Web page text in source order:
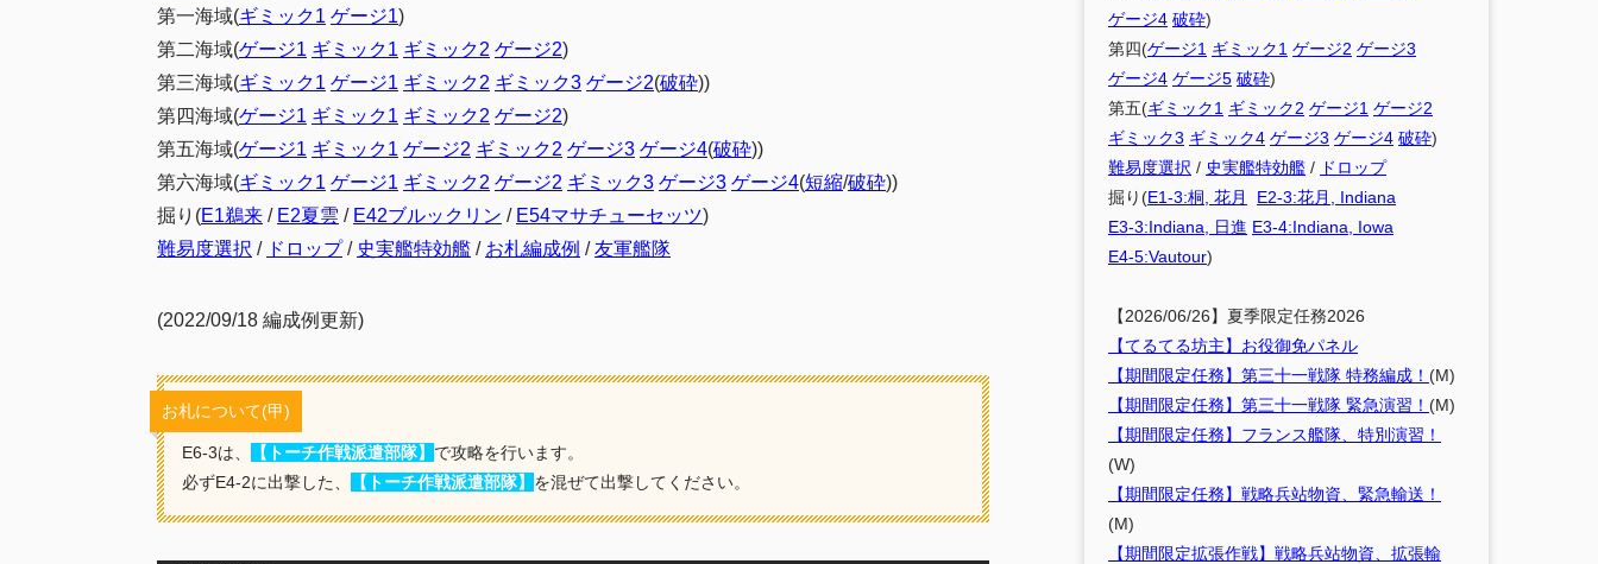
第一海域(ギミック1 ゲージ1)
第二海域(ゲージ1 ギミック1 ギミック2 ゲージ2)
第三海域(ギミック1 ゲージ1 ギミック2 ギミック3 ゲージ2(破砕))
第四海域(ゲージ1 ギミック1 ギミック2 ゲージ2)
第五海域(ゲージ1 ギミック1 ゲージ2 ギミック2 ゲージ3 ゲージ4(破砕))
第六海域(ギミック1 ゲージ1 ギミック2 ゲージ2 ギミック3 ゲージ3 ゲージ4(短縮/破砕))
掘り(E1鵜来 / E2夏雲 / E42ブルックリン / E54マサチューセッツ)
難易度選択 / ドロップ/ 史実艦特効艦 / お札編成例 /友軍艦隊
(2022/09/18 編成例更新)
お札について(甲)
E6-3は、 【トーチ作戦派遣部隊】 で攻略を行います。
必ずE4-2に出撃した、
【トーチ作戦派遣部隊】 を混ぜて出撃してください。
ゲージ4 破砕)
第四(ゲージ1 ギミック1 ゲージ2 ゲージ3
ゲージ4 ゲージ5 破砕)
第五(ギミック1 ギミック2 ゲージ1 ゲージ2
ギミック3 ギミック4 ゲージ3 ゲージ4 破砕)
難易度選択 / 史実艦特効艦 / ドロップ
掘り(E1-3:桐, 花月
E2-3:花月, Indiana
E3-3:Indiana, 日進 E3-4:Indiana, Iowa
E4-5:Vautour)
【2026/06/26】夏季限定任務2026
【てるてる坊主】お役御免パネル
【期間限定任務】第三十一戦隊 特務編成！ (M)
【期間限定任務】第三十一戦隊 緊急演習！ (M)
【期間限定任務】フランス艦隊、特別演習！
(W)
【期間限定任務】戦略兵站物資、緊急輸送！
(M)
【期間限定拡張作戦】戦略兵站物資、拡張輸